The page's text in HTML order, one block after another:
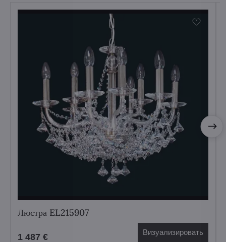
Люстра EL215907
1 487 € Визуализировать